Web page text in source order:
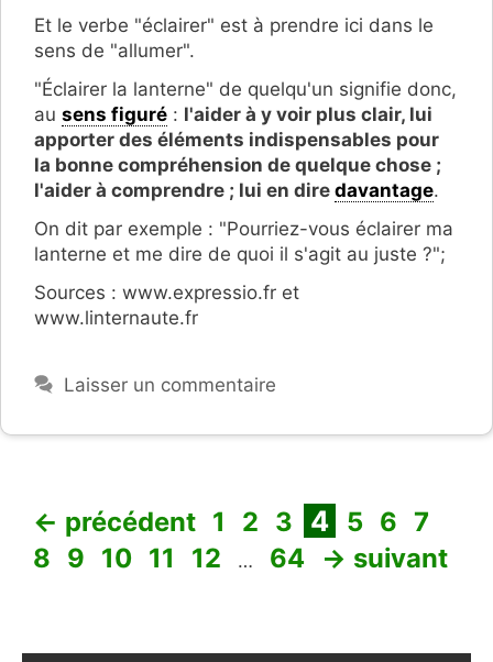
Et le verbe "éclairer" est à prendre ici dans le
sens de "allumer".
"Éclairer la lanterne" de quelqu'un signifie donc,
au sens figuré : l'aider à y voir plus clair, lui
apporter des éléments indispensables pour
la bonne compréhension de quelque chose ;
l'aider à comprendre ; lui en dire davantage.
On dit par exemple : "Pourriez-vous éclairer ma
lanterne et me dire de quoi il s'agit au juste ?";
Sources : www.expressio.fr et
www.linternaute.fr
Laisser un commentaire
← précédent Page
1 Page
2 Page
3 Page
4 Page
5 Page
6 Page
7
8 Page
9 Page
10 Page
11 Page
12 … Page
64 → suivant